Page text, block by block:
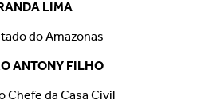
LIMA
do Amazonas
ANTONY FILHO
Chefe da Casa Civil